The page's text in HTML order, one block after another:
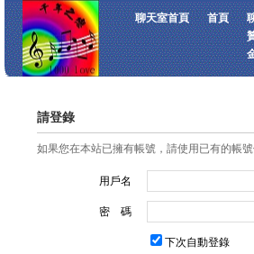
聊天室首頁 首頁
請登錄
如果您在本站已擁有帳號，請使用已有的帳
用戶名
密 碼
下次自動登錄